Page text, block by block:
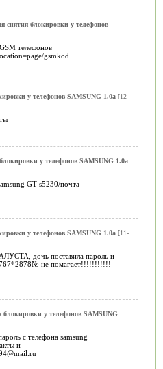
снятия блокировки у телефонов
телефонов
gsmkod
у телефонов SAMSUNG 1.0a[12-
у телефонов SAMSUNG 1.0a
GT s5230/почта
у телефонов SAMSUNG 1.0a[11-
дочь поставила пароль и
не помагает!!!!!!!!!!!
блокировки у телефонов SAMSUNG
с телефона samsung
и